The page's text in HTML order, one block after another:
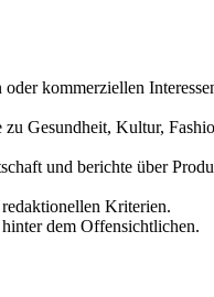
kommerziellen
Gesundheit, Kultur,
und berichte über
Kriterien.
dem Offensichtlichen.